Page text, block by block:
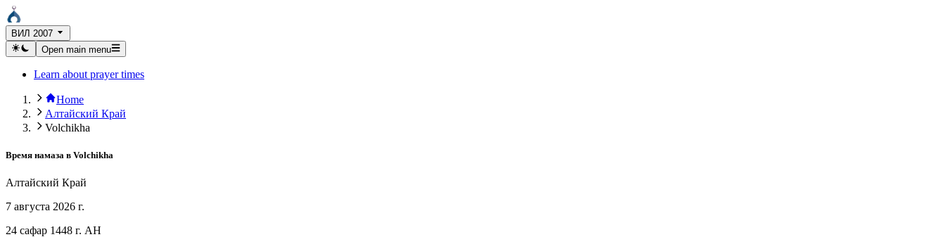
ВИЛ 2007
Open main menu
Learn about prayer times
Home
Алтайский Край
Volchikha
Время намаза в Volchikha
Алтайский Край
7 августа 2026 г.
24 сафар 1448 г. AH